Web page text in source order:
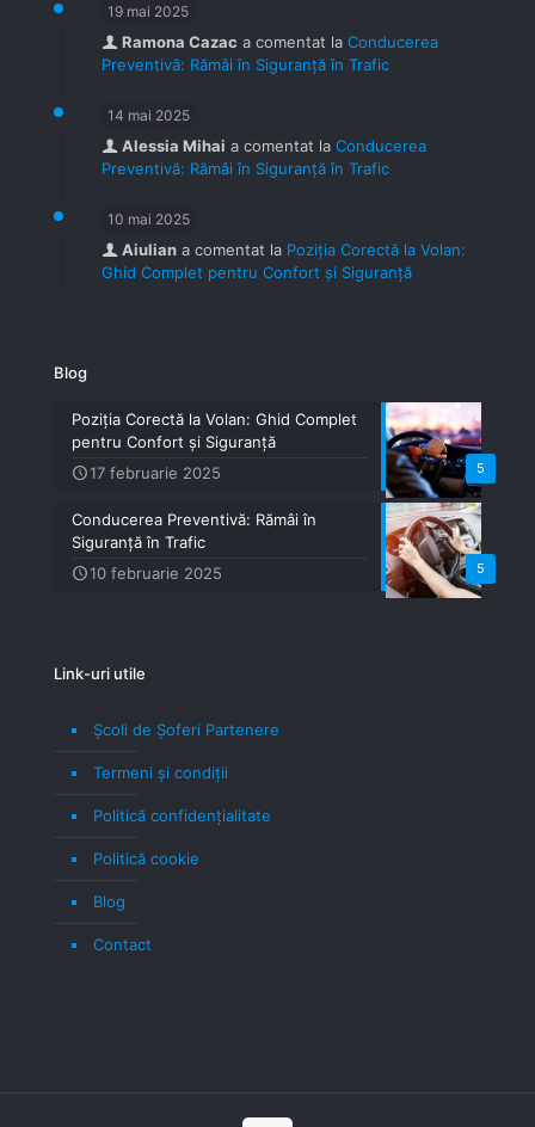
19 mai 2025
Ramona Cazac a comentat la Conducerea
Preventivă: Rămâi în Siguranță în Trafic
14 mai 2025
Alessia Mihai a comentat la Conducerea
Preventivă: Rămâi în Siguranță în Trafic
10 mai 2025
Aiulian a comentat la Poziția Corectă la Volan:
Ghid Complet pentru Confort și Siguranță
Blog
5
Poziția Corectă la Volan: Ghid Complet
pentru Confort și Siguranță
17 februarie 2025
5
Conducerea Preventivă: Rămâi în
Siguranță în Trafic
10 februarie 2025
Link-uri utile
Școli de Șoferi Partenere
Termeni şi condiţii
Politică confidenţialitate
Politică cookie
Blog
Contact